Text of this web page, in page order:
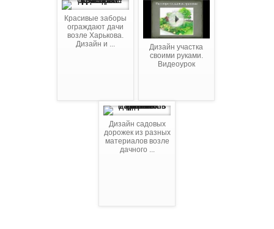
Красивые заборы
ограждают дачи
возле Харькова.
Дизайн и ...
Дизайн участка
своими руками.
Видеоурок
Дизайн садовых
дорожек из разных
материалов возле
дачного ...